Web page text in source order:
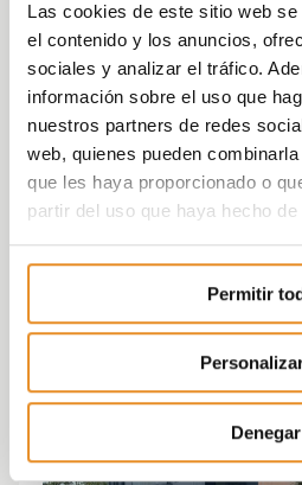
Las cookies de este sitio web
el contenido y los anuncios,
sociales y analizar el tráfico.
información sobre el uso que
nuestros partners de redes
web, quienes pueden
que les haya proporcionado o
partir del uso que haya hecho
Permitir
Denegar